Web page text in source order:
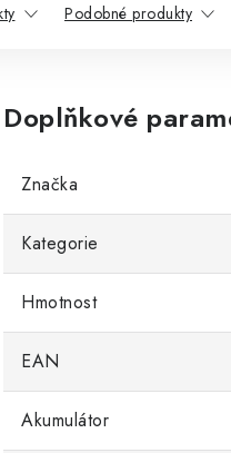
Podobné produkty
Doplňkové
Značka
Kategorie
Hmotnost
EAN
Akumulátor